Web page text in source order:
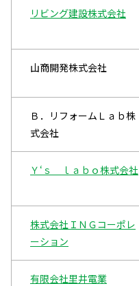
リビング建設株式会社
山商開発株式会社
Ｂ．リフォームＬａｂ株
式会社
Ｙ‘ｓ ｌａｂｏ株式会社
株式会社ＩＮＧコーポレ
ーション
有限会社里井電業